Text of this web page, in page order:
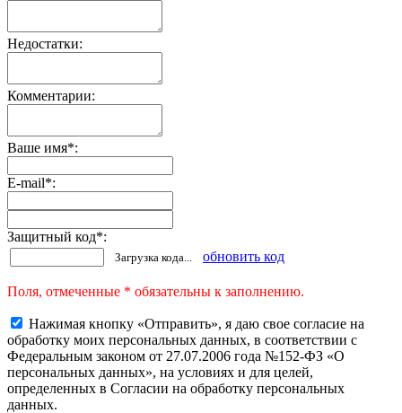
Недостатки:
Комментарии:
Ваше имя*:
E-mail*:
Защитный код*:
Загрузка кода... обновить код
Поля, отмеченные * обязательны к заполнению.
Нажимая кнопку «Отправить», я даю свое согласие на
обработку моих персональных данных, в соответствии с
Федеральным законом от 27.07.2006 года №152-ФЗ «О
персональных данных», на условиях и для целей,
определенных в Согласии на обработку персональных
данных.